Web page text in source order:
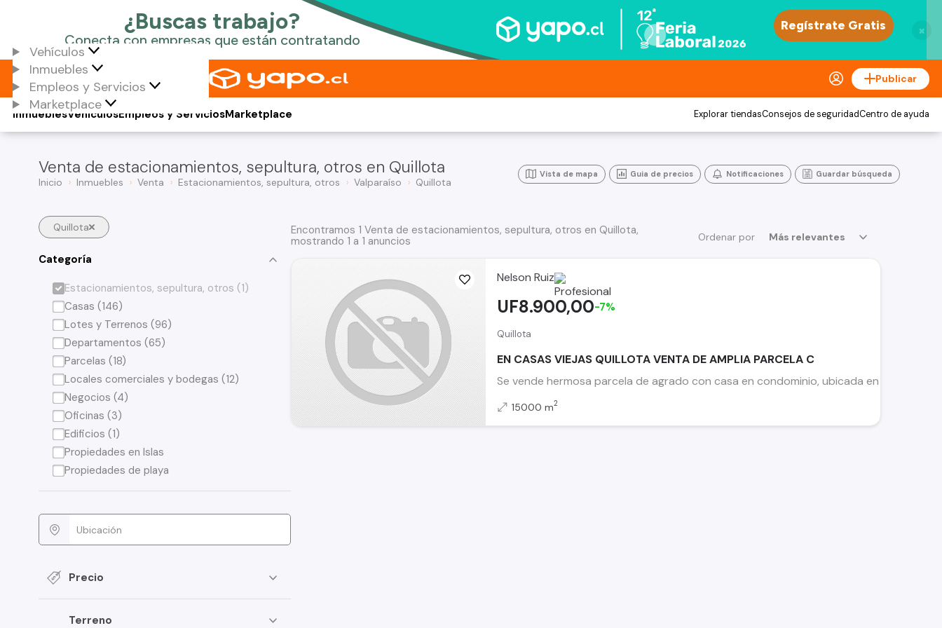
×
Vehículos
Inmuebles
Empleos y Servicios
Marketplace
Publicar
Vehículos
Inmuebles Empleos y ServiciosMarketplace Explorar tiendasConsejos de seguridadCentro de ayuda
Venta de estacionamientos, sepultura, otros en Quillota
Inicio Inmuebles Venta Estacionamientos, sepultura, otros Valparaíso Quillota
Vista de mapa Guia de precios Notificaciones Guardar búsqueda
Quillota
Categoría
Estacionamientos, sepultura, otros (1)
Casas (146)
Lotes y Terrenos (96)
Departamentos (65)
Parcelas (18)
Locales comerciales y bodegas (12)
Negocios (4)
Oficinas (3)
Edificios (1)
Propiedades en Islas
Propiedades de playa
Precio
Terreno
Ordenar por Más relevantes
Encontramos 1 Venta de estacionamientos, sepultura, otros en Quillota,
mostrando 1 a 1 anuncios
Nelson Ruiz
Quillota
EN CASAS VIEJAS QUILLOTA VENTA DE AMPLIA PARCELA C
Se vende hermosa parcela de agrado con casa en condominio, ubicada en el
UF8.900,00-7%
15000 m2